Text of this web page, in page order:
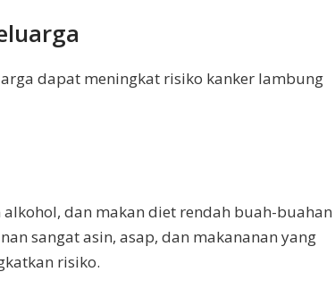
dapat meningkat risiko kanker lambung
dan makan diet rendah buah-
sangat asin, asap, dan makananan yang
risiko.